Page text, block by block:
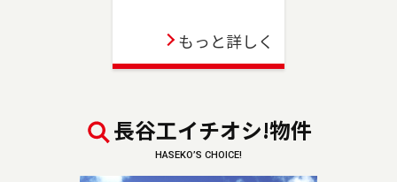
蒲田店を移転しました。大田区でお住まいのご
気軽にどうぞ！
もっと詳しく
長谷工イチオシ!物件
HASEKO’S CHOICE!